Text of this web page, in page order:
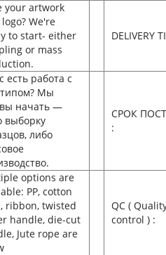
your artwork
We're
to start- either
or mass
DELIVERY
есть работа с
Мы
начать —
выборку
либо
СРОК
:
options are
PP, cotton
ribbon, twisted
handle, die-cut
Jute rope are
QC (
control ) :